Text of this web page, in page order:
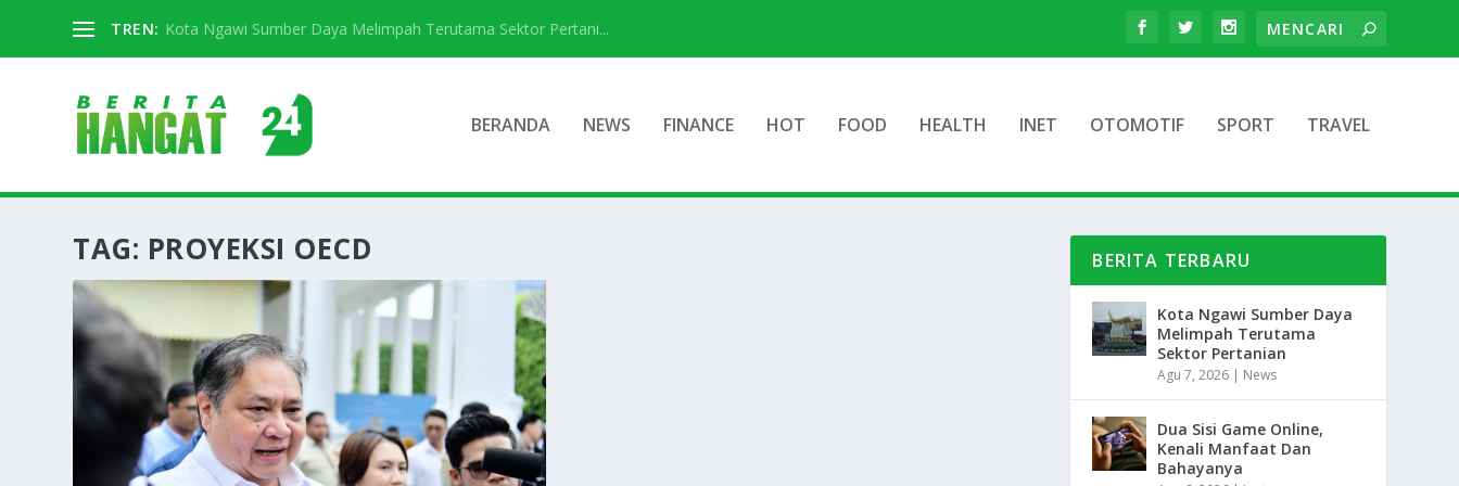
TREN: Kota Ngawi Sumber Daya Melimpah Terutama Sektor Pertani...
BERANDA NEWS FINANCE HOT FOOD HEALTH INET OTOMOTIF SPORT TRAVEL
TAG: PROYEKSI OECD BERITA TERBARU
Kota Ngawi Sumber Daya
Melimpah Terutama
Sektor Pertanian
Agu 7, 2026 | News
Dua Sisi Game Online,
Kenali Manfaat Dan
Bahayanya